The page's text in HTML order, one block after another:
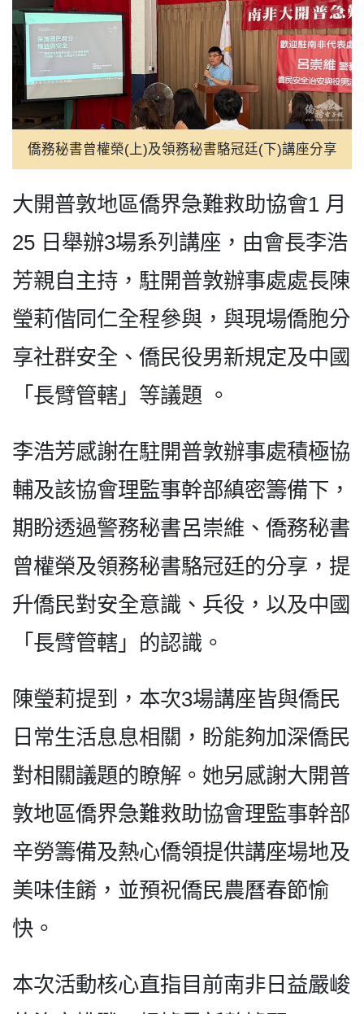
僑務秘書曾權榮(上)及領務秘書駱冠廷(下)講座分享
大開普敦地區僑界急難救助協會1 月
25 日舉辦3場系列講座，由會長李浩
芳親自主持，駐開普敦辦事處處長陳
瑩莉偕同仁全程參與，與現場僑胞分
享社群安全、僑民役男新規定及中國
「長臂管轄」等議題 。
李浩芳感謝在駐開普敦辦事處積極協
輔及該協會理監事幹部縝密籌備下，
期盼透過警務秘書呂崇維、僑務秘書
曾權榮及領務秘書駱冠廷的分享，提
升僑民對安全意識、兵役，以及中國
「長臂管轄」的認識。
陳瑩莉提到，本次3場講座皆與僑民
日常生活息息相關，盼能夠加深僑民
對相關議題的瞭解。她另感謝大開普
敦地區僑界急難救助協會理監事幹部
辛勞籌備及熱心僑領提供講座場地及
美味佳餚，並預祝僑民農曆春節愉
快。
本次活動核心直指目前南非日益嚴峻